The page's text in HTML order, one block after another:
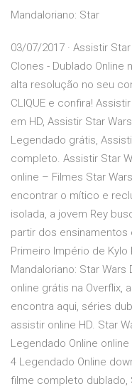
Mandaloriano: Star
03/07/2017 · Assistir
Clones - Dublado
alta resolução no seu
CLIQUE e confira!
em HD, Assistir Star
Legendado grátis,
completo. Assistir Star
online – Filmes Star
encontrar o mítico e
isolada, a jovem Rey
partir dos ensinamentos
Primeiro Império de
Mandaloriano: Star
online grátis na Overflix,
encontra aqui, séries
assistir online HD. Star
Legendado Online
4 Legendado Online
filme completo dublado,